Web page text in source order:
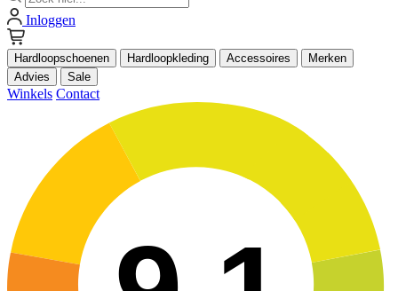
Inloggen
Hardloopschoenen Hardloopkleding Accessoires
Merken
Advies
Sale
Winkels Contact